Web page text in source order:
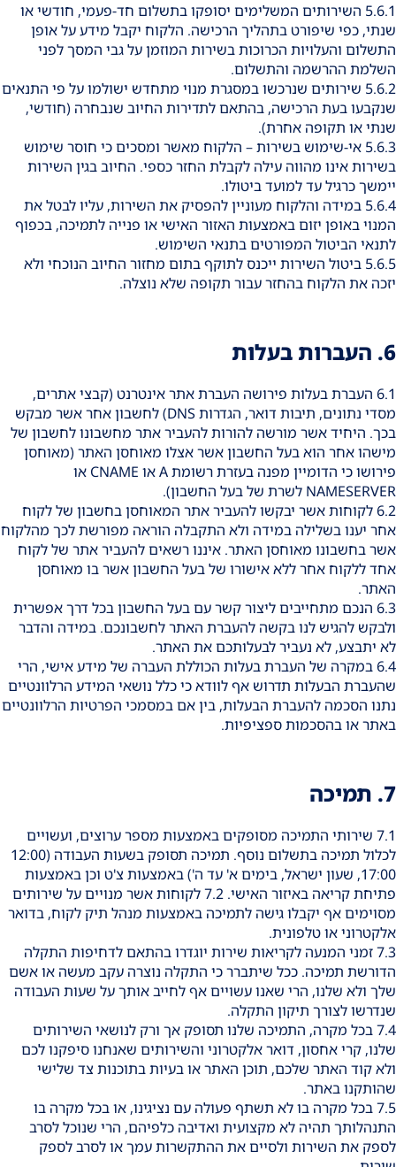
5.6.1 השירותים המשלימים יסופקו בתשלום חד-פעמי, חודשי או
שנתי, כפי שיפורט בתהליך הרכישה. הלקוח יקבל מידע על אופן
התשלום והעלויות הכרוכות בשירות המוזמן על גבי המסך לפני
השלמת ההרשמה והתשלום.
5.6.2 שירותים שנרכשו במסגרת מנוי מתחדש ישולמו על פי התנאים
שנקבעו בעת הרכישה, בהתאם לתדירות החיוב שנבחרה (חודשי,
שנתי או תקופה אחרת).
5.6.3 אי-שימוש בשירות – הלקוח מאשר ומסכים כי חוסר שימוש
בשירות אינו מהווה עילה לקבלת החזר כספי. החיוב בגין השירות
יימשך כרגיל עד למועד ביטולו.
5.6.4 במידה והלקוח מעוניין להפסיק את השירות, עליו לבטל את
המנוי באופן יזום באמצעות האזור האישי או פנייה לתמיכה, בכפוף
לתנאי הביטול המפורטים בתנאי השימוש.
5.6.5 ביטול השירות ייכנס לתוקף בתום מחזור החיוב הנוכחי ולא
יזכה את הלקוח בהחזר עבור תקופה שלא נוצלה.
6. העברות בעלות
6.1 העברת בעלות פירושה העברת אתר אינטרנט (קבצי אתרים,
מסדי נתונים, תיבות דואר, הגדרות DNS) לחשבון אחר אשר מבקש
בכך. היחיד אשר מורשה להורות להעביר אתר מחשבונו לחשבון של
מישהו אחר הוא בעל החשבון אשר אצלו מאוחסן האתר (מאוחסן
פירושו כי הדומיין מפנה בעזרת רשומת A או CNAME או
NAMESERVER לשרת של בעל החשבון).
6.2 לקוחות אשר יבקשו להעביר אתר המאוחסן בחשבון של לקוח
אחר יענו בשלילה במידה ולא התקבלה הוראה מפורשת לכך מהלקוח
אשר בחשבונו מאוחסן האתר. איננו רשאים להעביר אתר של לקוח
אחד ללקוח אחר ללא אישורו של בעל החשבון אשר בו מאוחסן
האתר.
6.3 הנכם מתחייבים ליצור קשר עם בעל החשבון בכל דרך אפשרית
ולבקש להגיש לנו בקשה להעברת האתר לחשבונכם. במידה והדבר
לא יתבצע, לא נעביר לבעלותכם את האתר.
6.4 במקרה של העברת בעלות הכוללת העברה של מידע אישי, הרי
שהעברת הבעלות תדרוש אף לוודא כי כלל נושאי המידע הרלוונטיים
נתנו הסכמה להעברת הבעלות, בין אם במסמכי הפרטיות הרלוונטיים
באתר או בהסכמות ספציפיות.
7. תמיכה
7.1 שירותי התמיכה מסופקים באמצעות מספר ערוצים, ועשויים
לכלול תמיכה בתשלום נוסף. תמיכה תסופק בשעות העבודה (12:00
17:00, שעון ישראל, בימים א' עד ה') באמצעות צ'ט וכן באמצעות
פתיחת קריאה באיזור האישי. 7.2 לקוחות אשר מנויים על שירותים
מסוימים אף יקבלו גישה לתמיכה באמצעות מנהל תיק לקוח, בדואר
אלקטרוני או טלפונית.
7.3 זמני המנעה לקריאות שירות יוגדרו בהתאם לדחיפות התקלה
הדורשת תמיכה. ככל שיתברר כי התקלה נוצרה עקב מעשה או אשם
שלך ולא שלנו, הרי שאנו עשויים אף לחייב אותך על שעות העבודה
שנדרשו לצורך תיקון התקלה.
7.4 בכל מקרה, התמיכה שלנו תסופק אך ורק לנושאי השירותים
שלנו, קרי אחסון, דואר אלקטרוני והשירותים שאנחנו סיפקנו לכם
ולא קוד האתר שלכם, תוכן האתר או בעיות בתוכנות צד שלישי
שהותקנו באתר.
7.5 בכל מקרה בו לא תשתף פעולה עם נציגינו, או בכל מקרה בו
התנהלותך תהיה לא מקצועית ואדיבה כלפיהם, הרי שנוכל לסרב
לספק את השירות ולסיים את ההתקשרות עמך או לסרב לספק